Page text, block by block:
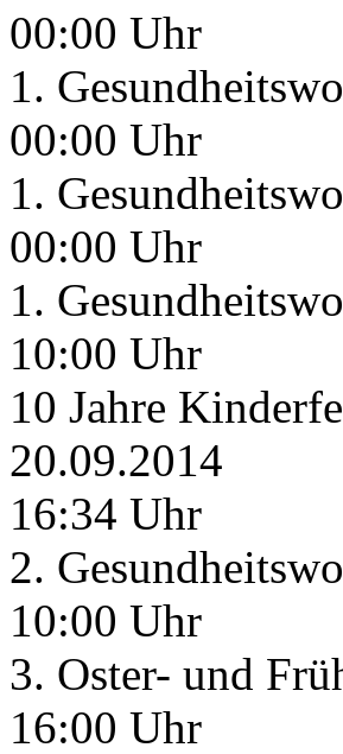
00:00 Uhr
1.
00:00 Uhr
1.
00:00 Uhr
1.
10:00 Uhr
10 Jahre
20.09.2014
16:34 Uhr
2.
10:00 Uhr
3. Oster- und
16:00 Uhr